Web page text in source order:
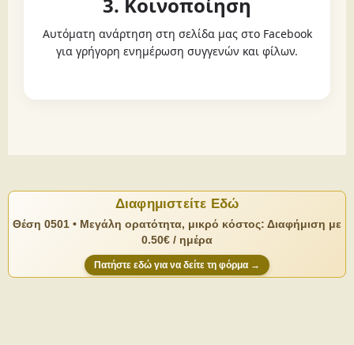
Αυτόματη ανάρτηση στη σελίδα μας στο Facebook
για γρήγορη ενημέρωση συγγενών και φίλων.
Διαφημιστείτε Εδώ
Θέση 0501 • Μεγάλη ορατότητα, μικρό κόστος: Διαφήμιση με
0.50€ / ημέρα
Πατήστε εδώ για να δείτε τη φόρμα →